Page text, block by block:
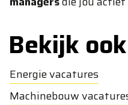
Bekijk
Energie vacatures
Machinebouw